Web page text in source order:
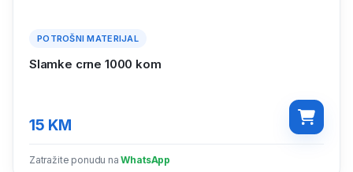
POTROŠNI MATERIJAL
Slamke crne 1000 kom
15 KM
Zatražite ponudu na WhatsApp